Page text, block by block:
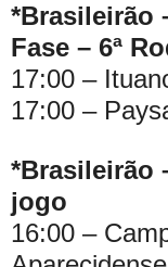
*Brasileirão
Fase – 6ª
17:00 –
17:00 –
*Brasileirão
jogo
16:00 –